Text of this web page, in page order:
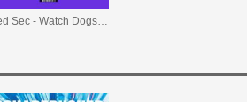
Ded Sec - Watch Dogs 2 (Original Game Soundtrack)